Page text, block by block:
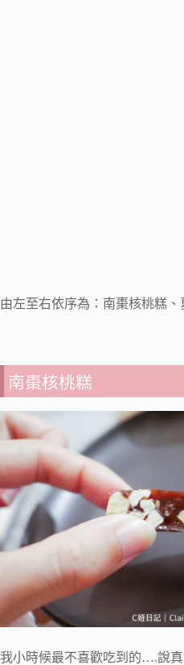
由左至右依序為：南棗核桃糕
南棗核桃糕
我小時候最不喜歡吃到的….說